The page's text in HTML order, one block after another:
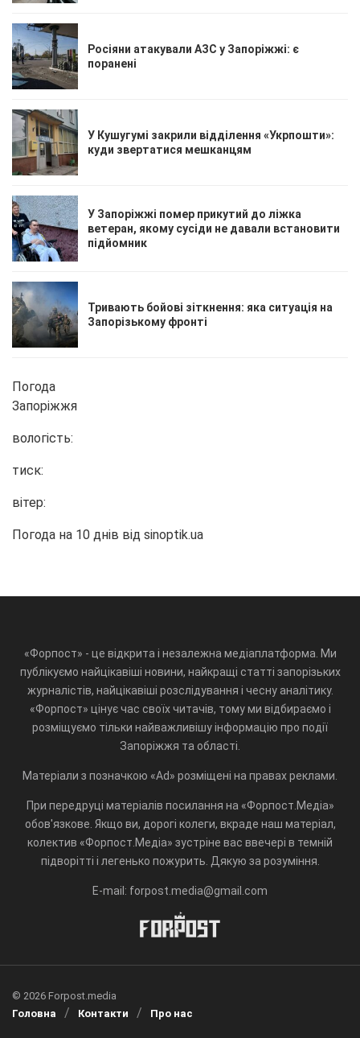
Росіяни атакували АЗС у Запоріжжі: є
поранені
У Кушугумі закрили відділення «Укрпошти»:
куди звертатися мешканцям
У Запоріжжі помер прикутий до ліжка
ветеран, якому сусіди не давали встановити
підйомник
Тривають бойові зіткнення: яка ситуація на
Запорізькому фронті
Погода
Запоріжжя
вологість:
тиск:
вітер:
Погода на 10 днів від sinoptik.ua
«Форпост» - це відкрита і незалежна медіаплатформа. Ми
публікуємо найцікавіші новини, найкращі статті запорізьких
журналістів, найцікавіші розслідування і чесну аналітику.
«Форпост» цінує час своїх читачів, тому ми відбираємо і
розміщуємо тільки найважливішу інформацію про події
Запоріжжя та області.
Матеріали з позначкою «Ad» розміщені на правах реклами.
При передруці матеріалів посилання на «Форпост.Медіа»
обов'язкове. Якщо ви, дорогі колеги, вкраде наш матеріал,
колектив «Форпост.Медіа» зустріне вас ввечері в темній
підворітті і легенько пожурить. Дякую за розуміння.
E-mail: forpost.media@gmail.com
© 2026 Forpost.media
Головна
Контакти Про нас